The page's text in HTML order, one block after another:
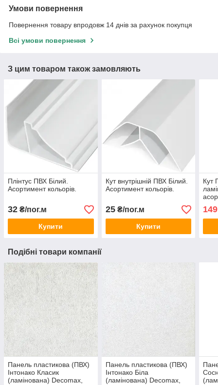
Умови повернення
Повернення товару впродовж 14 днів за рахунок покупця
Всі умови повернення
З цим товаром також замовляють
Плінтус ПВХ Білий.
Асортимент кольорів.
32 ₴/пог.м
Купити
Кут внутрішній ПВХ Білий.
Асортимент кольорів.
25₴/пог.м
Купити
Кут
149
Подібні товари компанії
Панель пластикова (ПВХ)
Інтонако Класик
(ламінована) Decomax,
Панель пластикова (ПВХ)
Інтонако Біла
(ламінована) Decomax,